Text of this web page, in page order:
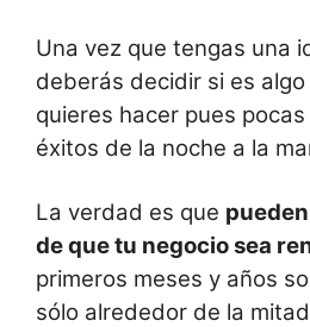
Una vez que tengas una
deberás decidir si es
quieres hacer pues
éxitos de la noche a la
La verdad es que
de que tu negocio sea
primeros meses y años
sólo alrededor de la